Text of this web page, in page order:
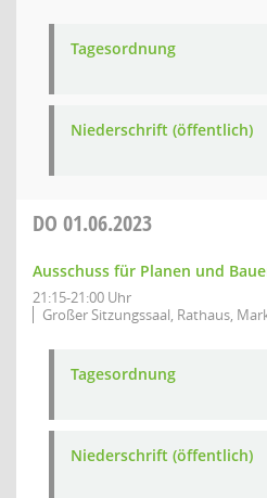
Tagesordnung
Niederschrift (öffentlich)
DO 01.06.2023
Ausschuss für Planen und
21:15-21:00 Uhr
Großer Sitzungssaal, Rathaus,
Tagesordnung
Niederschrift (öffentlich)